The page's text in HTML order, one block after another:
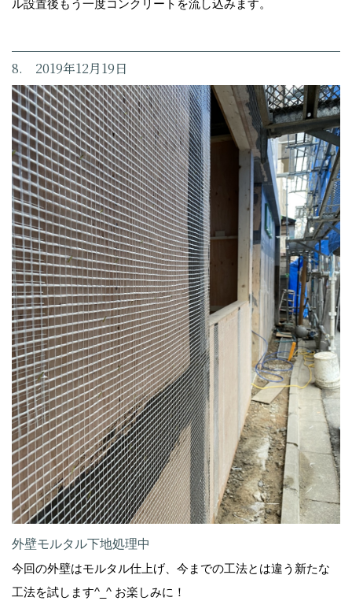
ル設置後もう一度コンクリートを流し込みます。
8. 2019年12月19日
外壁モルタル下地処理中
今回の外壁はモルタル仕上げ、今までの工法とは違う新たな
工法を試します^_^ お楽しみに！